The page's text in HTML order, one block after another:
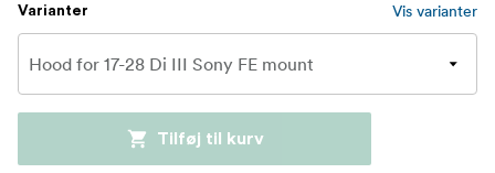
Varianter Vis varianter
Tilføj til kurv